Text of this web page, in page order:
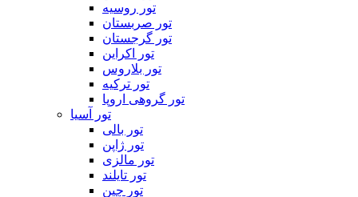
تور روسیه
تور صربستان
تور گرجستان
تور اکراین
تور بلاروس
تور ترکیه
تور گروهی اروپا
تور آسیا
تور بالی
تور ژاپن
تور مالزی
تور تایلند
تور چین